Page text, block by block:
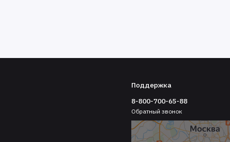
Поддержка
8-800-700-65-88
Обратный звонок